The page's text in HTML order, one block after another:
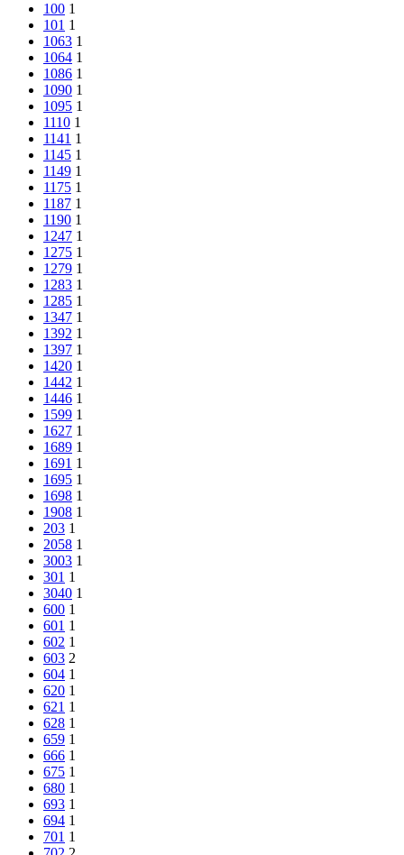
100 1
101 1
1063 1
1064 1
1086 1
1090 1
1095 1
1110 1
1141 1
1145 1
1149 1
1175 1
1187 1
1190 1
1247 1
1275 1
1279 1
1283 1
1285 1
1347 1
1392 1
1397 1
1420 1
1442 1
1446 1
1599 1
1627 1
1689 1
1691 1
1695 1
1698 1
1908 1
203 1
2058 1
3003 1
301 1
3040 1
600 1
601 1
602 1
603 2
604 1
620 1
621 1
628 1
659 1
666 1
675 1
680 1
693 1
694 1
701 1